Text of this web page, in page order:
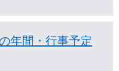
年間・行事予定